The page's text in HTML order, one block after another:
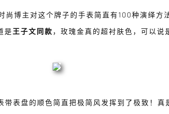
博主对这个牌子的手表简直有100种演绎方法
是王子文同款 ，玫瑰金真的超衬肤色，可以说
表盘的顺色简直把极简风发挥到了极致！真